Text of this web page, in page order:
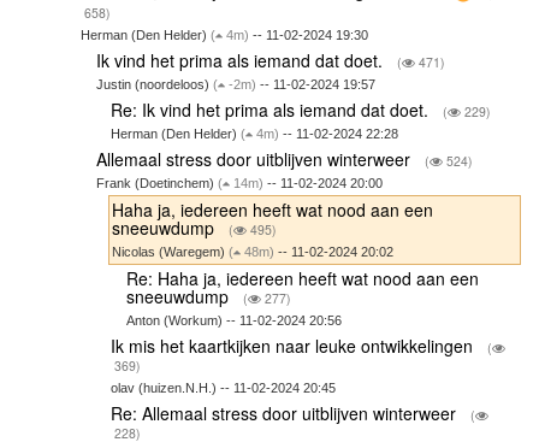
658)
Herman (Den Helder)( 4m) -- 11-02-2024 19:30
Ik vind het prima als iemand dat doet. ( 471)
Justin (noordeloos) ( -2m) -- 11-02-2024 19:57
Re: Ik vind het prima als iemand dat doet. ( 229)
Herman (Den Helder)( 4m) -- 11-02-2024 22:28
Allemaal stress door uitblijven winterweer ( 524)
Frank (Doetinchem) ( 14m) -- 11-02-2024 20:00
Haha ja, iedereen heeft wat nood aan een
sneeuwdump ( 495)
Nicolas (Waregem)( 48m) -- 11-02-2024 20:02
Re: Haha ja, iedereen heeft wat nood aan een
sneeuwdump ( 277)
Anton (Workum) -- 11-02-2024 20:56
Ik mis het kaartkijken naar leuke ontwikkelingen
(
369)
olav (huizen.N.H.) -- 11-02-2024 20:45
Re: Allemaal stress door uitblijven winterweer
(
228)